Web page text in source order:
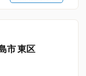
市 東区